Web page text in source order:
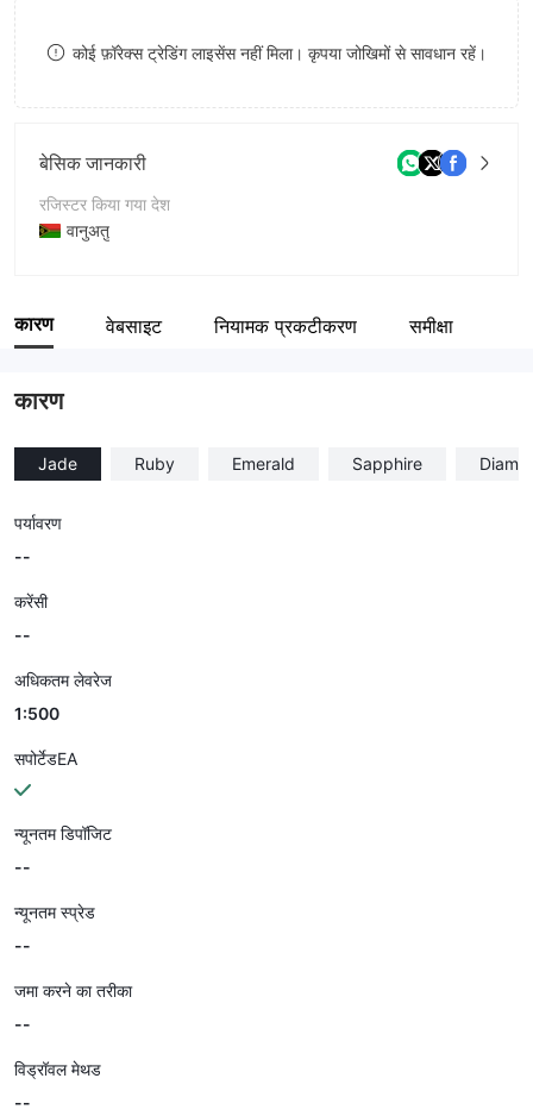
8 9
कोई फ़ॉरेक्स ट्रेडिंग लाइसेंस नहीं मिला। कृपया जोखिमों से सावधान रहें।
बेसिक जानकारी
रजिस्टर किया गया देश
वानुअतु
कंपनी का नाम
कारण वेबसाइट नियामक प्रकटीकरण समीक्षा
कारण
Jade Ruby Emerald Sapphire
पर्यावरण
--
करेंसी
--
अधिकतम लेवरेज
1:500
सपोर्टेडEA
न्यूनतम डिपॉजिट
--
न्यूनतम स्प्रेड
--
जमा करने का तरीका
--
विड्रॉवल मेथड
--